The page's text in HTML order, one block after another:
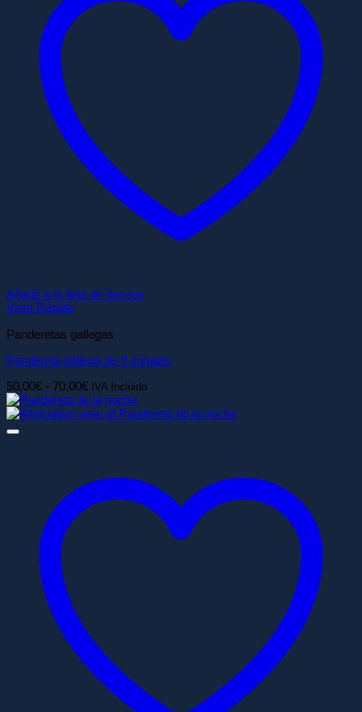
Añadir a la lista de deseos
Vista Rápida
Panderetas gallegas
Pandereta gallega de 9 sonajas
50,00€ - 70,00€Rango
de
precios:
IVA Incluido